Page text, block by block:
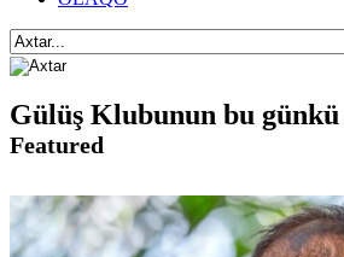
Gülüş Klubunun bu günkü
Featured